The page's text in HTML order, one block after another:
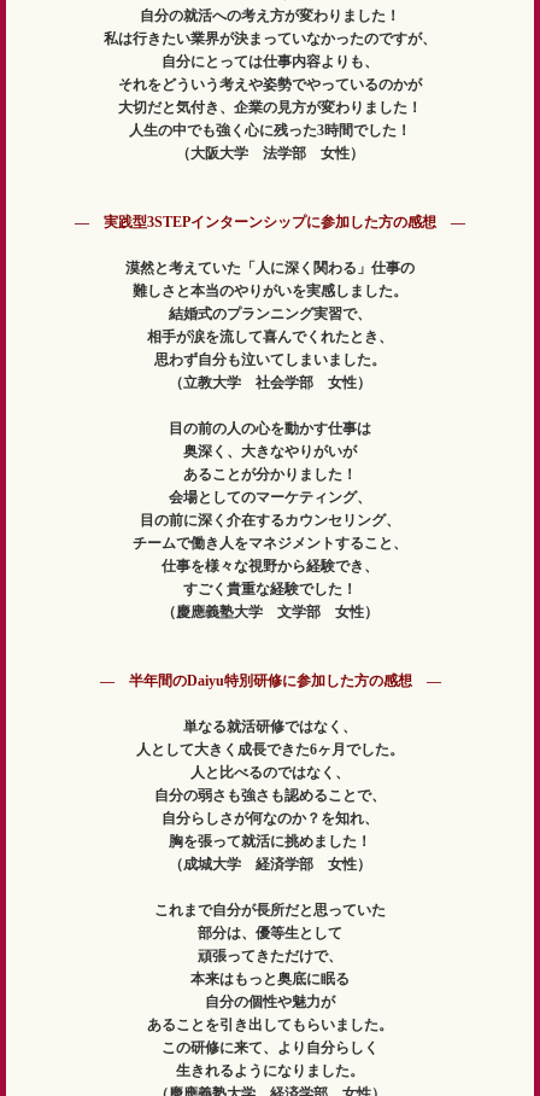
自分の就活への考え方が変わりました！
私は行きたい業界が決まっていなかったのですが、
自分にとっては仕事内容よりも、
それをどういう考えや姿勢でやっているのかが
大切だと気付き、企業の見方が変わりました！
人生の中でも強く心に残った3時間でした！
（大阪大学 法学部 女性）
― 実践型3STEPインターンシップに参加した方の感想 ―
漠然と考えていた「人に深く関わる」仕事の
難しさと本当のやりがいを実感しました。
結婚式のプランニング実習で、
相手が涙を流して喜んでくれたとき、
思わず自分も泣いてしまいました。
（立教大学 社会学部 女性）
目の前の人の心を動かす仕事は
奥深く、大きなやりがいが
あることが分かりました！
会場としてのマーケティング、
目の前に深く介在するカウンセリング、
チームで働き人をマネジメントすること、
仕事を様々な視野から経験でき、
すごく貴重な経験でした！
（慶應義塾大学 文学部 女性）
― 半年間のDaiyu特別研修に参加した方の感想 ―
単なる就活研修ではなく、
人として大きく成長できた6ヶ月でした。
人と比べるのではなく、
自分の弱さも強さも認めることで、
自分らしさが何なのか？を知れ、
胸を張って就活に挑めました！
（成城大学 経済学部 女性）
これまで自分が長所だと思っていた
部分は、優等生として
頑張ってきただけで、
本来はもっと奥底に眠る
自分の個性や魅力が
あることを引き出してもらいました。
この研修に来て、より自分らしく
生きれるようになりました。